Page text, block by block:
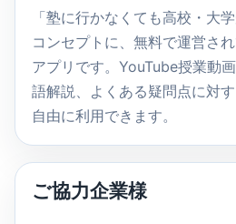
索
「塾に行かなくても高校・大
コンセプトに、無料で運営さ
アプリです。YouTube授業動
語解説、よくある疑問点に対
自由に利用できます。
ご協力企業様